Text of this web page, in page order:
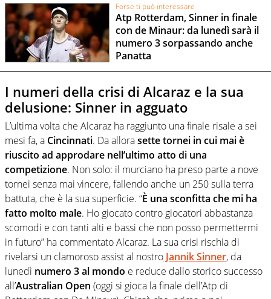
Forse ti può interessare
Atp Rotterdam, Sinner in finale
con de Minaur: da lunedì sarà il
numero 3 sorpassando anche
Panatta
I numeri della crisi di Alcaraz e la sua
delusione: Sinner in agguato
L’ultima volta che Alcaraz ha raggiunto una finale risale a sei
mesi fa, a Cincinnati. Da allorasette tornei in cui mai è
riuscito ad approdare nell’ultimo atto di una
competizione. Non solo: il murciano ha preso parte a nove
tornei senza mai vincere, fallendo anche un 250 sulla terra
battuta, che è la sua superficie. “È una sconfitta che mi ha
fatto molto male. Ho giocato contro giocatori abbastanza
scomodi e con tanti alti e bassi che non posso permettermi
in futuro” ha commentato Alcaraz. La sua crisi rischia di
rivelarsi un clamoroso assist al nostro Jannik Sinner, da
lunedì numero 3 al mondo e reduce dallo storico successo
all’Australian Open (oggi si gioca la finale dell’Atp di